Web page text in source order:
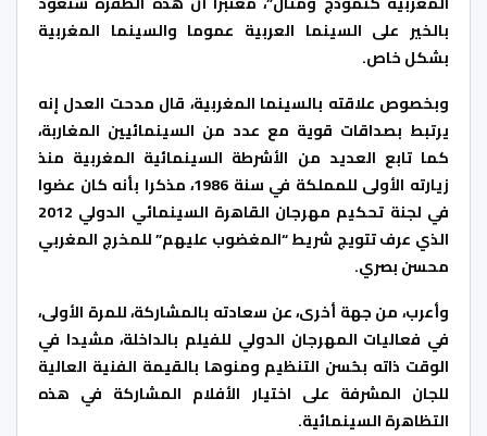
بالخير على السينما العربية عموما والسينما المغربية
بشكل خاص.
وبخصوص علاقته بالسينما المغربية، قال مدحت العدل إنه
يرتبط بصداقات قوية مع عدد من السينمائيين المغاربة،
كما تابع العديد من الأشرطة السينمائية المغربية منذ
زيارته الأولى للمملكة في سنة 1986، مذكرا بأنه كان عضوا
في لجنة تحكيم مهرجان القاهرة السينمائي الدولي 2012
الذي عرف تتويج شريط “المغضوب عليهم” للمخرج المغربي
محسن بصري.
وأعرب، من جهة أخرى، عن سعادته بالمشاركة، للمرة الأولى،
في فعاليات المهرجان الدولي للفيلم بالداخلة، مشيدا في
الوقت ذاته بحُسن التنظيم ومنوها بالقيمة الفنية العالية
للجان المشرفة على اختيار الأفلام المشاركة في هذه
التظاهرة السينمائية.